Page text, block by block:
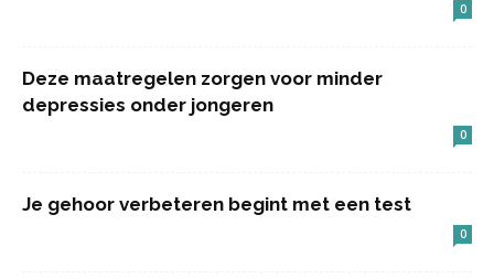
0
Deze maatregelen zorgen voor minder
depressies onder jongeren
0
Je gehoor verbeteren begint met een test
0